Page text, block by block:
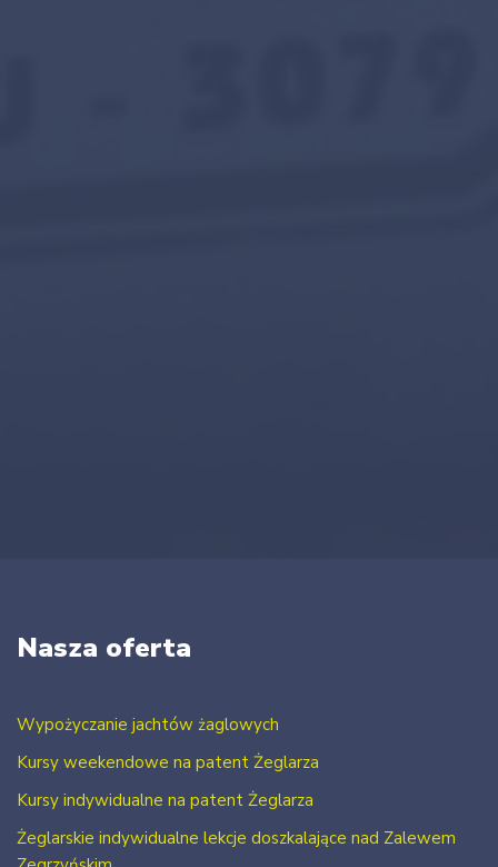
Nasza oferta
Wypożyczanie jachtów żaglowych
Kursy weekendowe na patent Żeglarza
Kursy indywidualne na patent Żeglarza
Żeglarskie indywidualne lekcje doszkalające nad Zalewem